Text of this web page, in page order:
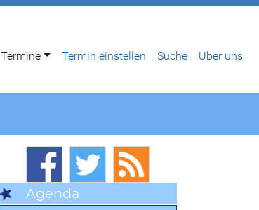
Termine Termin einstellen Suche Über uns
Agenda